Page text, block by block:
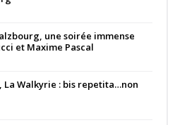
une soirée immense
et Maxime Pascal
La Walkyrie : bis repetita…non